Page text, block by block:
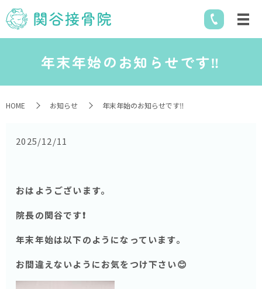
年末年始のお知らせです‼️
HOME お知らせ 年末年始のお知らせです‼️
2025/12/11
おはようございます。
院長の関谷です❗️
年末年始は以下のようになっています。
お間違えないようにお気をつけ下さい😊